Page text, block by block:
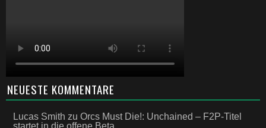
NEUESTE KOMMENTARE
Lucas Smith zu Orcs Must Die!: Unchained – F2P-Titel
startet in die offene Beta